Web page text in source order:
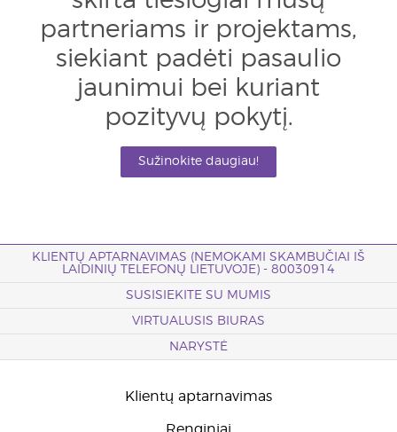
partneriams ir projektams,
siekiant padėti pasaulio
jaunimui bei kuriant
pozityvų pokytį.
Sužinokite daugiau!
KLIENTŲ APTARNAVIMAS (NEMOKAMI SKAMBUČIAI IŠ
LAIDINIŲ TELEFONŲ LIETUVOJE) - 80030914
SUSISIEKITE SU MUMIS
VIRTUALUSIS BIURAS
NARYSTĖ
Klientų aptarnavimas